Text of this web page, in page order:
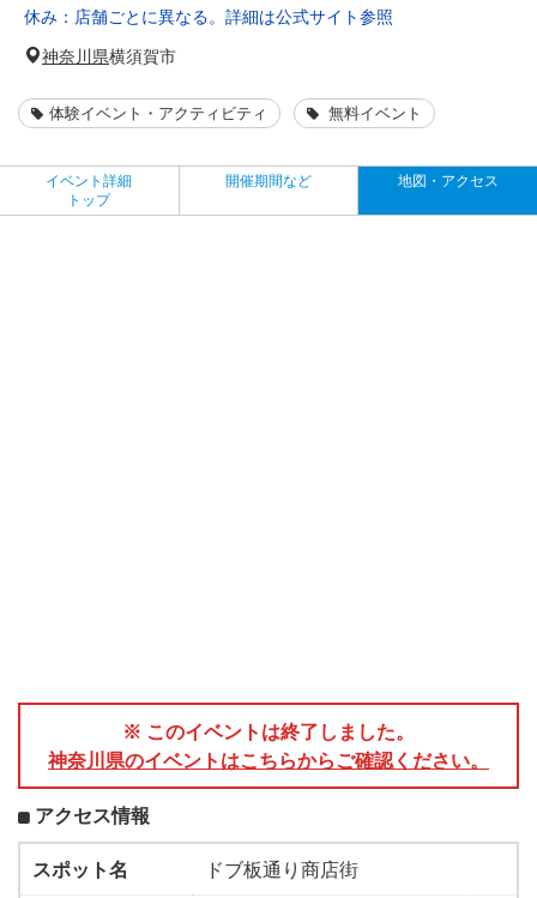
休み：店舗ごとに異なる。詳細は公式サイト参照
神奈川県横須賀市
体験イベント・アクティビティ 無料イベント
イベント詳細
トップ
開催期間など 地図・アクセス
※ このイベントは終了しました。
神奈川県のイベントはこちらからご確認ください。
アクセス情報
スポット名
ドブ板通り商店街